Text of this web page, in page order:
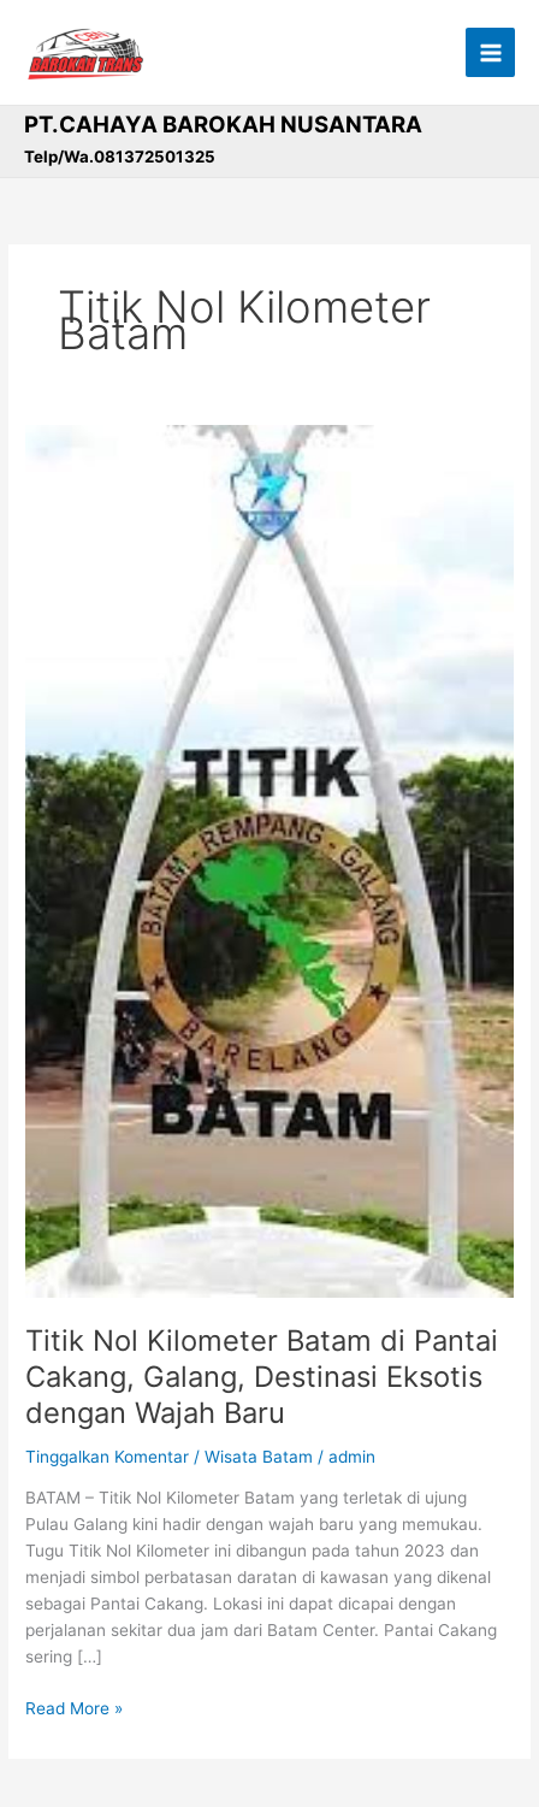
konten
PT.CAHAYA BAROKAH NUSANTARA
Telp/Wa.081372501325
Titik Nol Kilometer
Batam
Titik Nol Kilometer Batam di Pantai
Cakang, Galang, Destinasi Eksotis
dengan Wajah Baru
Tinggalkan Komentar /Wisata Batam /admin
BATAM – Titik Nol Kilometer Batam yang terletak di ujung
Pulau Galang kini hadir dengan wajah baru yang memukau.
Tugu Titik Nol Kilometer ini dibangun pada tahun 2023 dan
menjadi simbol perbatasan daratan di kawasan yang dikenal
sebagai Pantai Cakang. Lokasi ini dapat dicapai dengan
perjalanan sekitar dua jam dari Batam Center. Pantai Cakang
sering […]
Baru
Read More »